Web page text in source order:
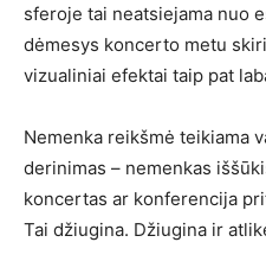
sferoje tai neatsiejama nuo
dėmesys koncerto metu
vizualiniai efektai taip pat
Nemenka reikšmė teikiama
derinimas – nemenkas
koncertas ar konferencija
Tai džiugina. Džiugina ir